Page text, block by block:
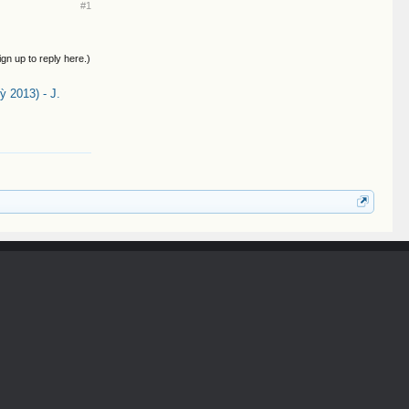
#1
up to reply here.)
2013) - J.